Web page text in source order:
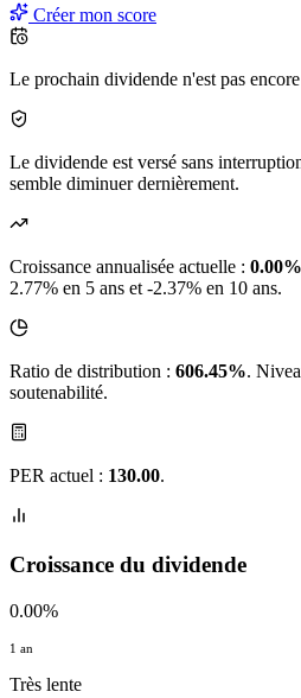
Créer mon score
Le prochain dividende n'est pas
Le dividende est versé sans
semble diminuer dernièrement.
Croissance annualisée actuelle : 0.00%
2.77% en 5 ans et -2.37% en 10 ans.
Ratio de distribution : 606.45%.
soutenabilité.
PER actuel : 130.00.
Croissance du dividende
0.00%
1 an
Très lente